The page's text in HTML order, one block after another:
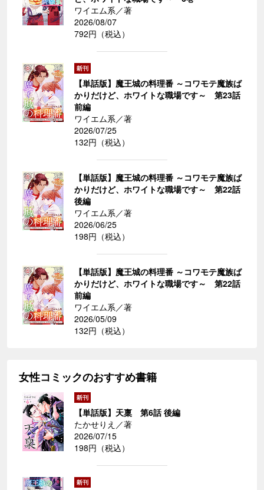
ワイエム系／著
2026/08/07
792円（税込）
【単話版】魔王城の料理番 ～コワモテ魔族ば
かりだけど、ホワイトな職場です～ 第23話
前編
ワイエム系／著
2026/07/25
132円（税込）
【単話版】魔王城の料理番 ～コワモテ魔族ば
かりだけど、ホワイトな職場です～ 第22話
後編
ワイエム系／著
2026/06/25
198円（税込）
【単話版】魔王城の料理番 ～コワモテ魔族ば
かりだけど、ホワイトな職場です～ 第22話
前編
ワイエム系／著
2026/05/09
132円（税込）
女性コミックのおすすめ書籍
【単話版】天稟 第6話 後編
たかせりえ／著
2026/07/15
198円（税込）